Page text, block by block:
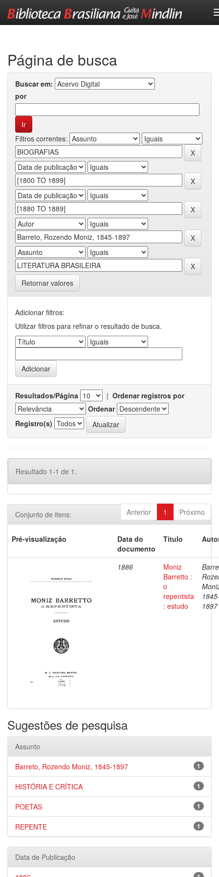
Página de busca
Buscar em:
por
Filtros correntes:
Retornar valores
Adicionar filtros:
Utilizar filtros para refinar o resultado de busca.
Resultados/Página | Ordenar registros por
Ordenar
Registro(s)
Resultado 1-1 de 1.
Anterior 1 Próximo
Conjunto de itens:
Pré-visualização
Data do
documento
Título
1886
Moniz
Barretto :
o
repentista
: estudo
1897
Sugestões de pesquisa
Assunto
1
Barreto, Rozendo Moniz, 1845-1897
1
HISTÓRIA E CRÍTICA
1
POETAS
1
REPENTE
Data de Publicação